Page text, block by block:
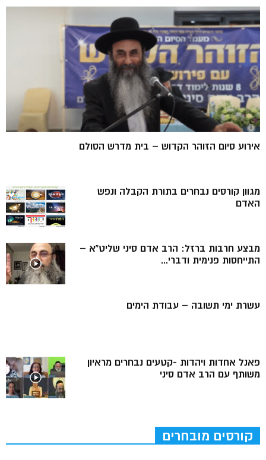
אירוע סיום הזוהר הקדוש – בית מדרש הסולם
מגוון קורסים נבחרים בתורת הקבלה ונפש
האדם
מבצע חרבות ברזל: הרב אדם סיני שליט”א –
התייחסות פנימית ודברי...
עשרת ימי תשובה – עבודת הימים
פאנל אחדות ויהדות -קטעים נבחרים מראיון
משותף עם הרב אדם סיני
קורסים מובחרים